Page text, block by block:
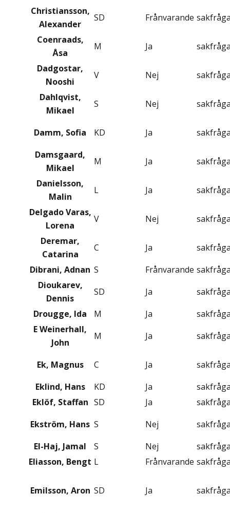
Christiansson,
Alexander
SD Frånvarande
Coenraads,
Åsa
M Ja
Dadgostar,
Nooshi
V Nej
Dahlqvist,
Mikael
S Nej
Damm, Sofia KD Ja
Damsgaard,
Mikael
M Ja
Danielsson,
Malin
L Ja
Delgado Varas,
Lorena
V Nej
Deremar,
Catarina
C Ja
Dibrani, Adnan S Frånvarande
Dioukarev,
Dennis
SD Ja
Drougge, Ida
M Ja
E Weinerhall,
John
M Ja
Ek, Magnus C Ja
Eklind, Hans
KD Ja
Eklöf, Staffan SD Ja
Ekström, Hans S Nej
El-Haj, Jamal
S Nej
Eliasson, Bengt L Frånvarande
Emilsson, Aron SD Ja